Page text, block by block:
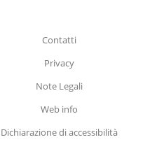
Contatti
Privacy
Note Legali
Web info
Dichiarazione di accessibilità